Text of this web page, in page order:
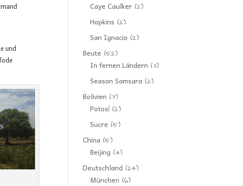
und
Caye Caulker (2)
Hopkins (2)
San Ignacio (2)
Beute (52)
In fernen Ländern (3)
Season Samsara (2)
Bolivien (7)
Potosí(2)
Sucre (5)
China (5)
Beijing (4)
Deutschland (24)
München (6)